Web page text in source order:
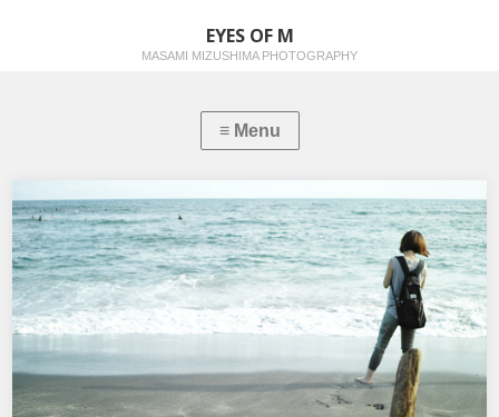
EYES OF M
MASAMI MIZUSHIMA PHOTOGRAPHY